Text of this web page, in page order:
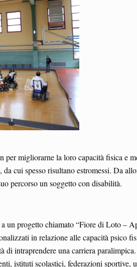
migliorarne la loro capacità fisica e
cui spesso risultano estromessi. Da
percorso un soggetto con disabilità.
un progetto chiamato “Fiore di Loto –
in relazione alle capacità psico
intraprendere una carriera
istituti scolastici, federazioni sportive,